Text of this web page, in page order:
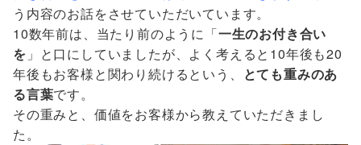
う内容のお話をさせていただいています。
10数年前は、当たり前のように「一生のお付き合い
を 」と口にしていましたが、よく考えると10年後も20
年後もお客様と関わり続けるという、
とても重みのあ
る言葉です。
その重みと、価値をお客様から教えていただきまし
た。